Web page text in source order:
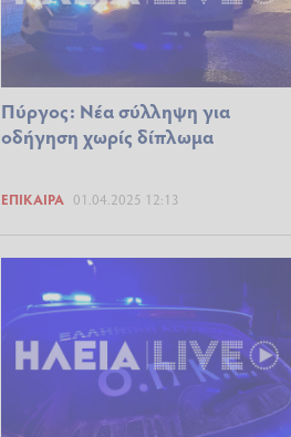
Πύργος: Νέα σύλληψη για
οδήγηση χωρίς δίπλωμα
ΕΠΊΚΑΙΡΑ 01.04.2025 12:13